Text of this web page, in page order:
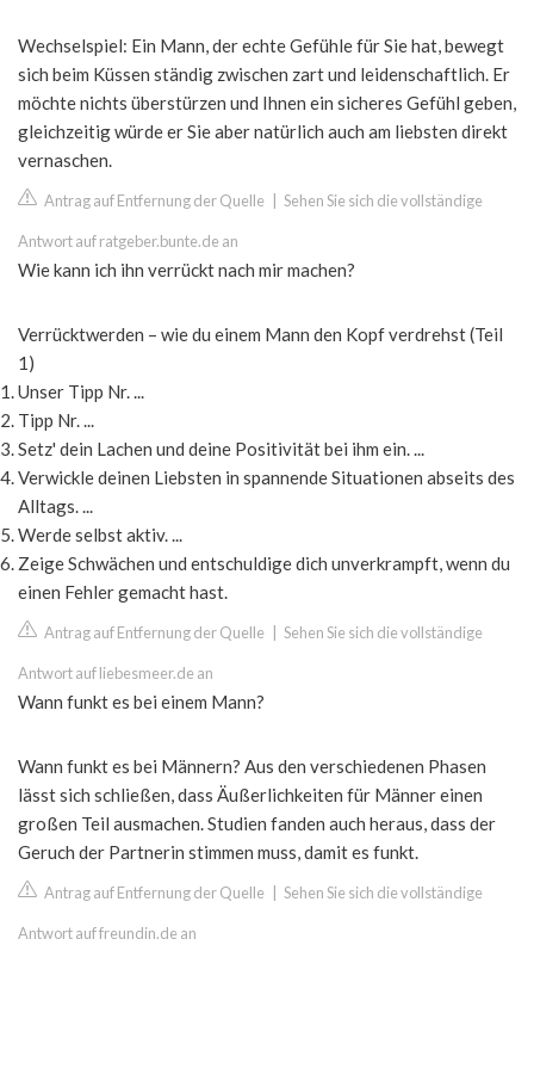
Wechselspiel: Ein Mann, der echte Gefühle für Sie hat, bewegt
sich beim Küssen ständig zwischen zart und leidenschaftlich. Er
möchte nichts überstürzen und Ihnen ein sicheres Gefühl geben,
gleichzeitig würde er Sie aber natürlich auch am liebsten direkt
vernaschen.
Antrag auf Entfernung der Quelle Sehen Sie sich die vollständige
Antwort auf ratgeber.bunte.de an
Wie kann ich ihn verrückt nach mir machen?
Verrücktwerden – wie du einem Mann den Kopf verdrehst (Teil
1)
Unser Tipp Nr. ...
Tipp Nr. ...
Setz' dein Lachen und deine Positivität bei ihm ein. ...
Verwickle deinen Liebsten in spannende Situationen abseits des
Alltags. ...
Werde selbst aktiv. ...
Zeige Schwächen und entschuldige dich unverkrampft, wenn du
einen Fehler gemacht hast.
Antrag auf Entfernung der Quelle Sehen Sie sich die vollständige
Antwort auf liebesmeer.de an
Wann funkt es bei einem Mann?
Wann funkt es bei Männern? Aus den verschiedenen Phasen
lässt sich schließen, dass Äußerlichkeiten für Männer einen
großen Teil ausmachen. Studien fanden auch heraus, dass der
Geruch der Partnerin stimmen muss, damit es funkt.
Antrag auf Entfernung der Quelle Sehen Sie sich die vollständige
Antwort auf freundin.de an